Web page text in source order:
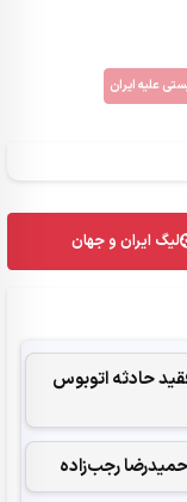
علیه ایران
لیگ ایران و جهان
حادثه اتوبوس
رجب‌زاده